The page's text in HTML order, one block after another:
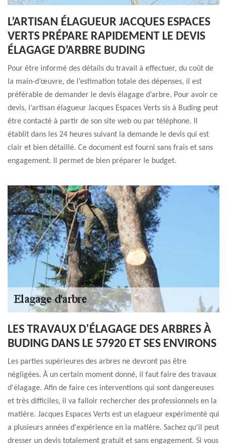
L’ARTISAN ÉLAGUEUR JACQUES ESPACES
VERTS PRÉPARE RAPIDEMENT LE DEVIS
ÉLAGAGE D’ARBRE BUDING
Pour être informé des détails du travail à effectuer, du coût de
la main-d’œuvre, de l’estimation totale des dépenses, il est
préférable de demander le devis élagage d’arbre. Pour avoir ce
devis, l’artisan élagueur Jacques Espaces Verts sis à Buding peut
être contacté à partir de son site web ou par téléphone. Il
établit dans les 24 heures suivant la demande le devis qui est
clair et bien détaillé. Ce document est fourni sans frais et sans
engagement. Il permet de bien préparer le budget.
LES TRAVAUX D'ÉLAGAGE DES ARBRES À
BUDING DANS LE 57920 ET SES ENVIRONS
Les parties supérieures des arbres ne devront pas être
négligées. À un certain moment donné, il faut faire des travaux
d'élagage. Afin de faire ces interventions qui sont dangereuses
et très difficiles, il va falloir rechercher des professionnels en la
matière. Jacques Espaces Verts est un elagueur expérimenté qui
a plusieurs années d'expérience en la matière. Sachez qu'il peut
dresser un devis totalement gratuit et sans engagement. Si vous